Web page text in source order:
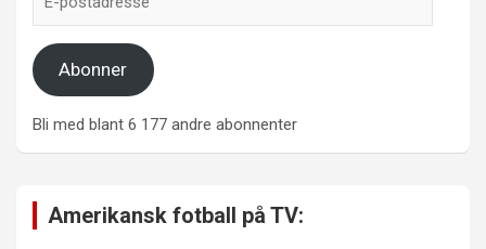
postadresse
Abonner
Bli med blant 6 177 andre abonnenter
Amerikansk fotball på TV: